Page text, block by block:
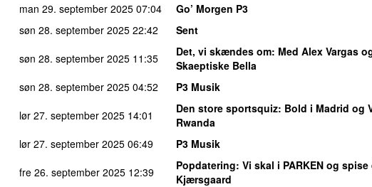
man 29. september 2025 07:04
Go’ Morgen P3
søn 28. september 2025 22:42
Sent
søn 28. september 2025 11:35 Det, vi skændes om: Med Alex Vargas
Skaeptiske Bella
søn 28. september 2025 04:52
P3 Musik
lør 27. september 2025 14:01 Den store sportsquiz: Bold i Madrid og
Rwanda
lør 27. september 2025 06:49
P3 Musik
fre 26. september 2025 12:39 Popdatering: Vi skal i PARKEN og spise
Kjærsgaard